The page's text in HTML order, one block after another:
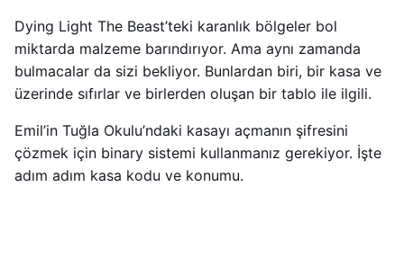
Dying Light The Beast’teki karanlık bölgeler bol
miktarda malzeme barındırıyor. Ama aynı zamanda
bulmacalar da sizi bekliyor. Bunlardan biri, bir kasa ve
üzerinde sıfırlar ve birlerden oluşan bir tablo ile ilgili.
Emil’in Tuğla Okulu’ndaki kasayı açmanın şifresini
çözmek için binary sistemi kullanmanız gerekiyor. İşte
adım adım kasa kodu ve konumu.